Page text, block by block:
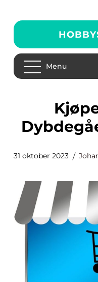
Menu
Kjøpe Skog: En
31 oktober 2023